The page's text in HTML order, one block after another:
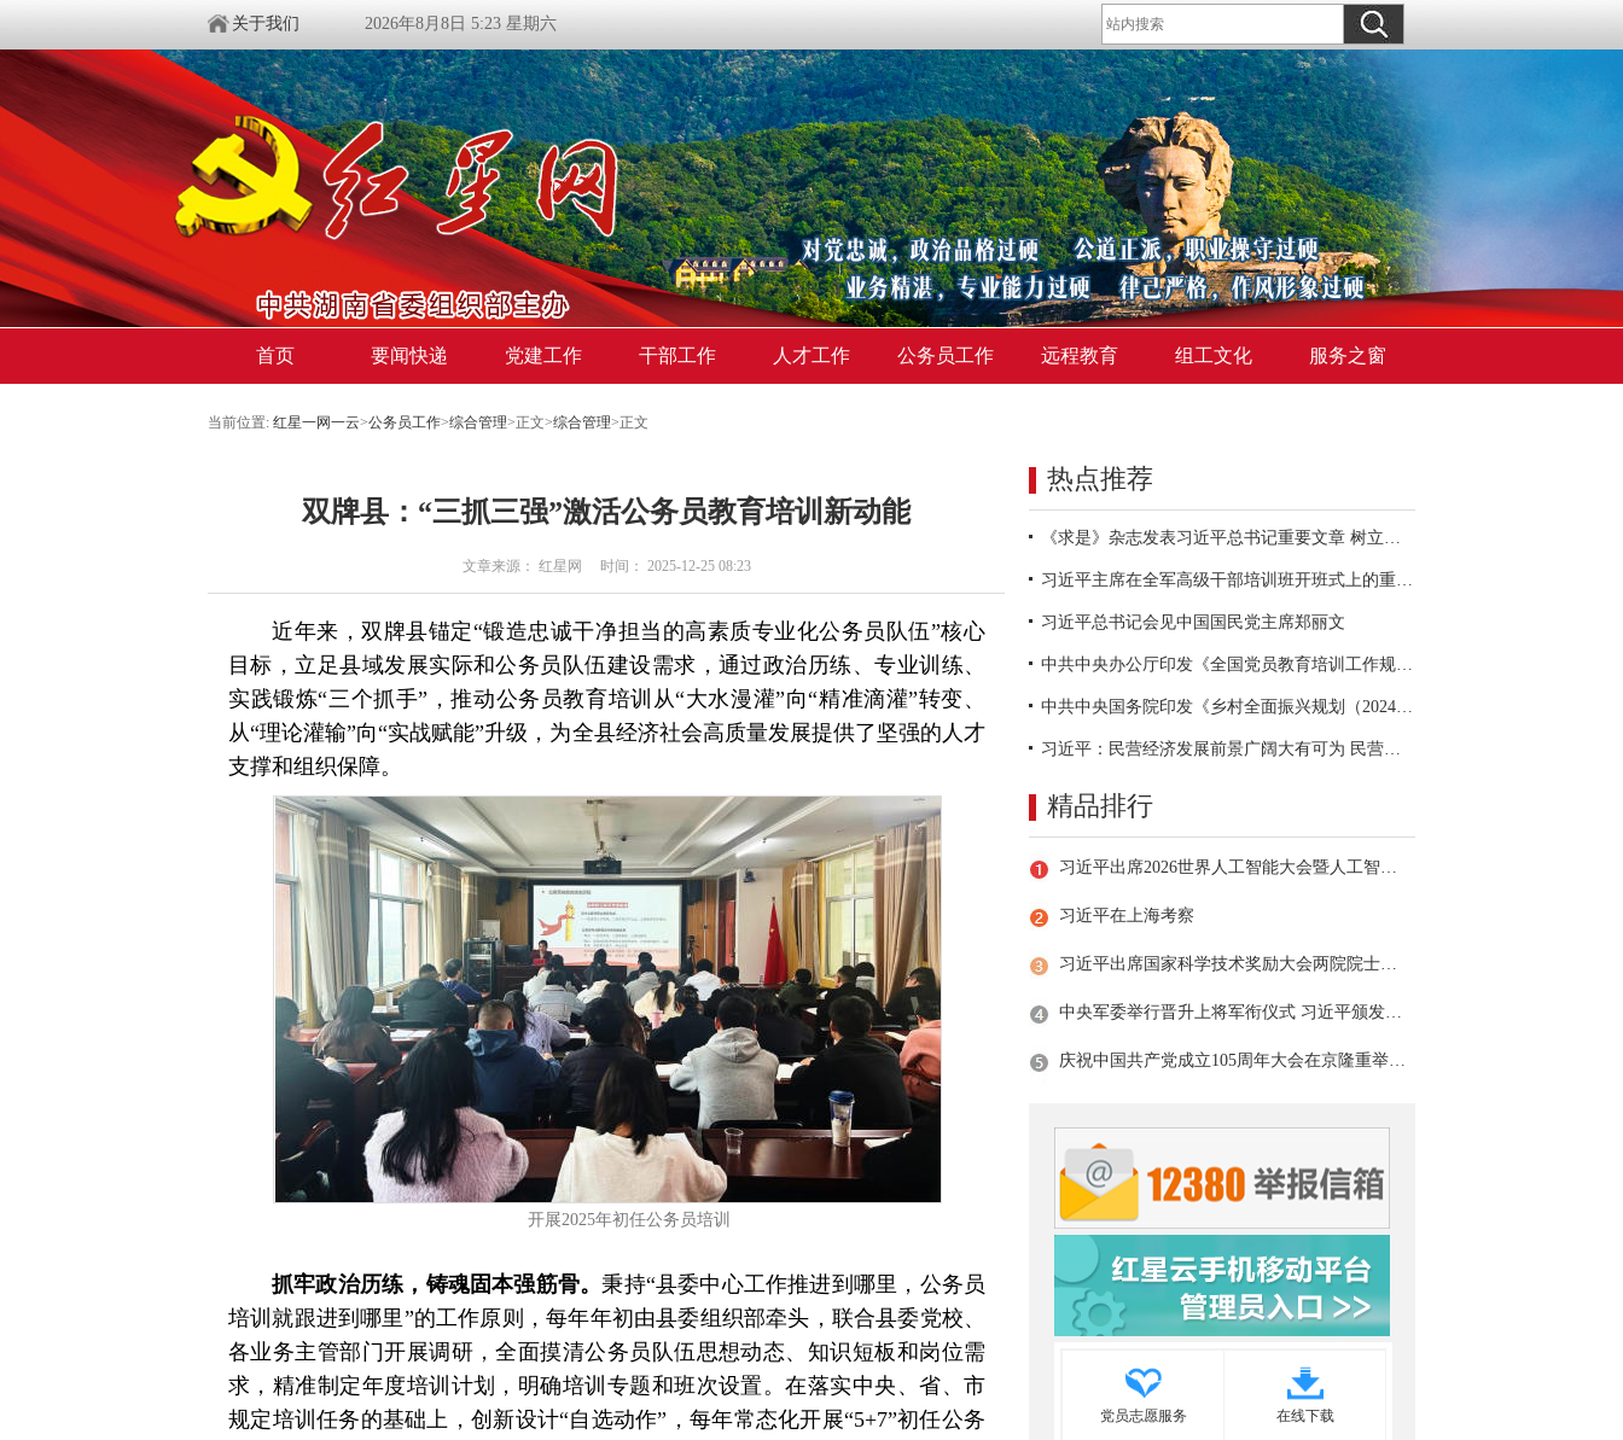
关于我们 2026年8月8日 5:23 星期六
首页 要闻快递 党建工作 干部工作 人才工作 公务员工作 远程教育 组工文化 服务之窗
当前位置: 红星一网一云>公务员工作>综合管理>正文>综合管理>正文
双牌县：“三抓三强”激活公务员教育培训新动能
文章来源： 红星网 时间： 2025-12-25 08:23
近年来，双牌县锚定“锻造忠诚干净担当的高素质专业化公务员队伍”核心
目标，立足县域发展实际和公务员队伍建设需求，通过政治历练、专业训练、
实践锻炼“三个抓手”，推动公务员教育培训从“大水漫灌”向“精准滴灌”转变、
从“理论灌输”向“实战赋能”升级，为全县经济社会高质量发展提供了坚强的人才
支撑和组织保障。
开展2025年初任公务员培训
抓牢政治历练，铸魂固本强筋骨。 秉持“县委中心工作推进到哪里，公务员
培训就跟进到哪里”的工作原则，每年年初由县委组织部牵头，联合县委党校、
各业务主管部门开展调研，全面摸清公务员队伍思想动态、知识短板和岗位需
求，精准制定年度培训计划，明确培训专题和班次设置。在落实中央、省、市
规定培训任务的基础上，创新设计“自选动作”，每年常态化开展“5+7”初任公务
热点推荐
《求是》杂志发表习近平总书记重要文章 树立和践行正确政绩观
习近平主席在全军高级干部培训班开班式上的重要讲话引领全军开展思想整风、深化政治整训
习近平总书记会见中国国民党主席郑丽文
中共中央办公厅印发《全国党员教育培训工作规划（2024－2028年）》
中共中央国务院印发《乡村全面振兴规划（2024—2027年）》
习近平：民营经济发展前景广阔大有可为 民营企业和民营企业家大显身手正当其时
精品排行
习近平出席2026世界人工智能大会暨人工智能全球治理高级别会议开幕式并发表主旨讲话
习近平在上海考察
习近平出席国家科学技术奖励大会两院院士大会中国科协第十一次全国代表大会并发表重要讲话
中央军委举行晋升上将军衔仪式 习近平颁发命令状并向晋衔的军官表示祝贺
庆祝中国共产党成立105周年大会在京隆重举行 习近平发表重要讲话
党员志愿服务 在线下载